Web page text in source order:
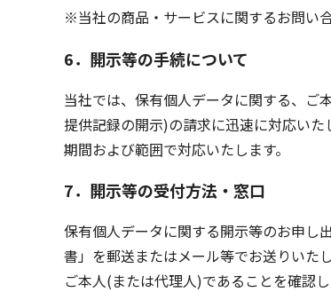
※当社の商品・サービスに関するお問い
6． 開示等の手続について
当社では、保有個人データに関する、ご
提供記録の開示)の請求に迅速に対応い
期間および範囲で対応いたします。
7． 開示等の受付方法・窓口
保有個人データに関する開示等のお申し
書」を郵送またはメール等でお送りいた
ご本人(または代理人)であることを確認